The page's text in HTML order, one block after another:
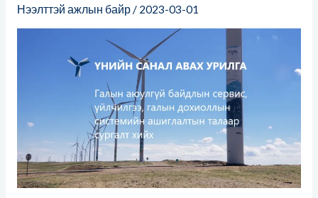
Нээлттэй ажлын байр/ 2023-03-01
системийн
ашиглалтын
САНАЛ
АВАХ
УРИЛГА